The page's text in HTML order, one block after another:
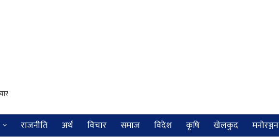
राजनीति अर्थ विचार समाज विदेश कृषि खेलकुद मनोरञ्जन